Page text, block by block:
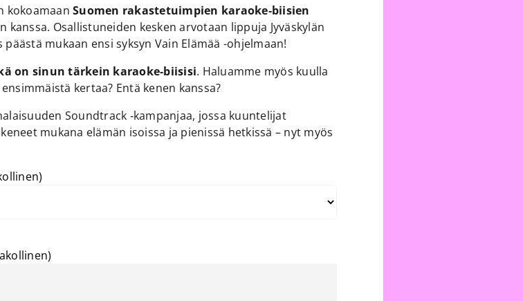
kokoamaanSuomen rakastetuimpien karaoke‑biisien
kanssa. Osallistuneiden kesken arvotaan lippuja Jyväskylän
mukaan ensi syksyn Vain Elämää -ohjelmaan!
on sinun tärkein karaoke‑biisisi. Haluamme myös kuulla
kertaa? Entä kenen kanssa?
Soundtrack ‑kampanjaa, jossa kuuntelijat
mukana elämän isoissa ja pienissä hetkissä – nyt myös